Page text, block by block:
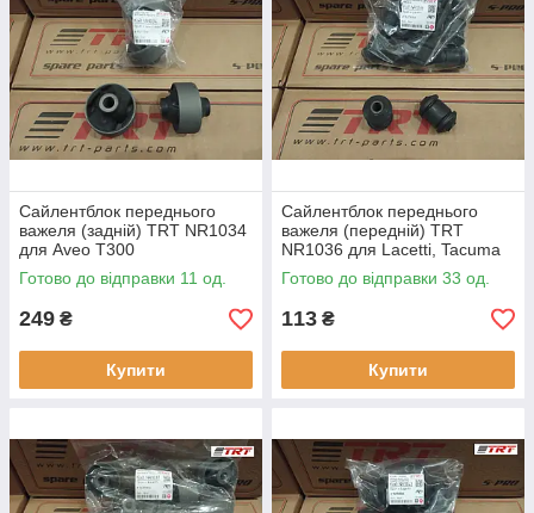
Сайлентблок переднього
важеля (задній) TRT NR1034
для Aveo T300
Готово до відправки 11 од.
249 ₴
Купити
Сайлентблок переднього
важеля (передній) TRT
NR1036 для Lacetti, Tacuma
Готово до відправки 33 од.
113 ₴
Купити